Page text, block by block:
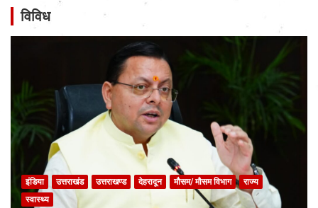
विविध
इंडिया उत्तराखंड उत्तराखण्ड देहरादून मौसम/ मौसम विभाग
राज्य
स्वास्थ्य